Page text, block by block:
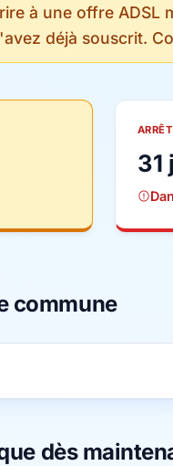
à une offre ADSL
déjà souscrit.
31
commune
dès